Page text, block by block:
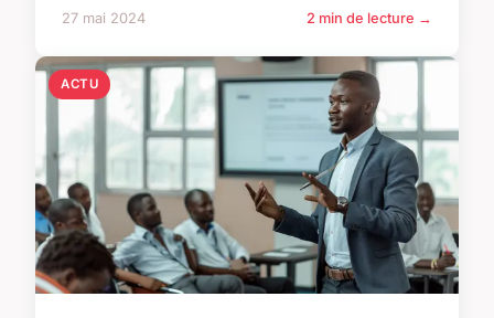
27 mai 2024 2 min de lecture →
ACTU